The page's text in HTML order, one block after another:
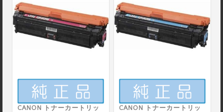
CANON トナーカートリッ
CANON トナーカートリッ